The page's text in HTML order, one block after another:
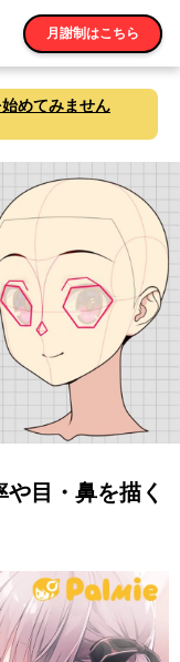
月謝制はこちら
めてみません
目・鼻を描く